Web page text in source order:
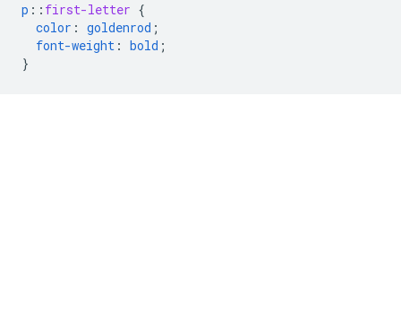
p :: first-letter {
color : goldenrod ;
font-weight : bold ;
}